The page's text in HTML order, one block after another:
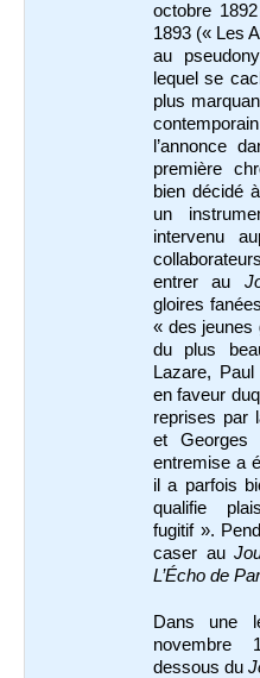
octobre
1893 (« Les
au
lequel se
plus
l’annonce
première
bien décidé
un
intervenu
entrer au
gloires
« des jeunes
du plus
Lazare,
en faveur
reprises par
et
entremise a
il a parfois
qualifie
fugitif ».
caser au
L’Écho de
Dans une
novembre
dessous du